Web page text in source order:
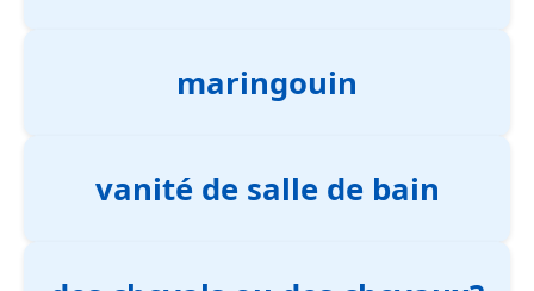
maringouin
vanité de salle de bain